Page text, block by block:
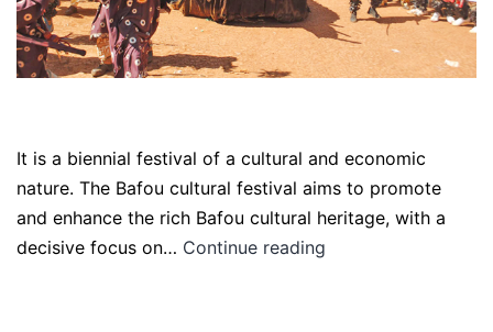
It is a biennial festival of a cultural and economic
nature. The Bafou cultural festival aims to promote
and enhance the rich Bafou cultural heritage, with a
decisive focus on… Continue reading